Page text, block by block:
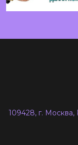
109428, г.